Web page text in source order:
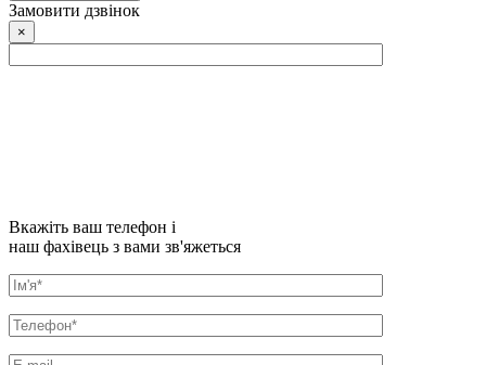
Замовити дзвінок
×
Вкажіть ваш телефон і
наш фахівець з вами зв'яжеться